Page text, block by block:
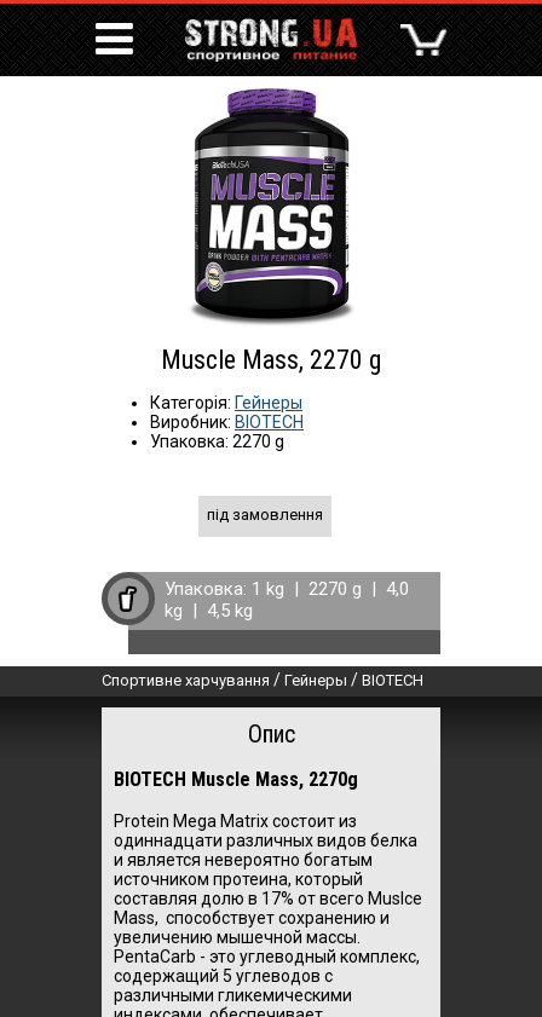
Muscle Mass, 2270 g
Категорія: Гейнеры
Виробник: BIOTECH
Упаковка: 2270 g
під замовлення
Упаковка: 1 kg | 2270 g | 4,0
kg | 4,5 kg
Спортивне харчування / Гейнеры / BIOTECH
Опис
BIOTECH Muscle Mass, 2270g
Protein Mega Matrix состоит из
одиннадцати различных видов белка
и является невероятно богатым
источником протеина, который
составляя долю в 17% от всего Muslce
Mass, способствует сохранению и
увеличению мышечной массы.
PentaCarb - это углеводный комплекс,
содержащий 5 углеводов с
различными гликемическими